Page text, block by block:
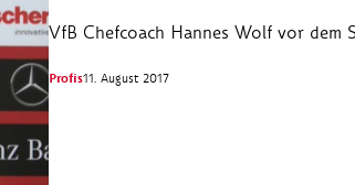
VfB Chefcoach Hannes Wolf vor dem
Profis11. August 2017